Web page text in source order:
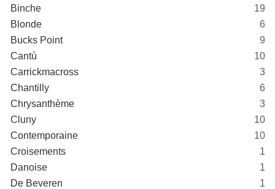
Binche
19
Blonde
6
Bucks Point
9
Cantù
10
Carrickmacross
3
Chantilly
6
Chrysanthème
3
Cluny
10
Contemporaine
10
Croisements
1
Danoise
1
De Beveren
1